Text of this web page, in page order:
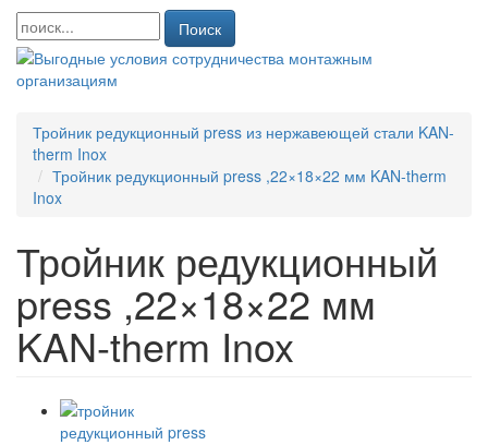
Поиск
Тройник редукционный press из нержавеющей стали KAN-
therm Inox
Тройник редукционный press ,22×18×22 мм KAN-therm
Inox
Тройник редукционный
press ,22×18×22 мм
KAN-therm Inox